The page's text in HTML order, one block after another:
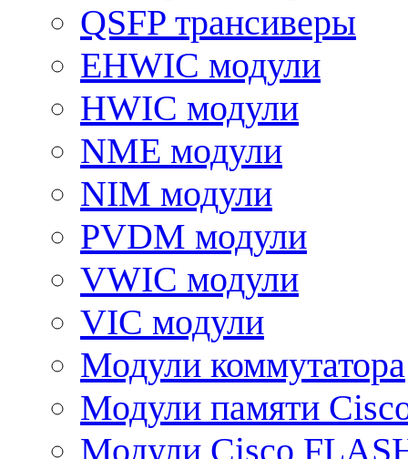
QSFP трансиверы
EHWIC модули
HWIC модули
NME модули
NIM модули
PVDM модули
VWIC модули
VIC модули
Модули коммутатора
Модули памяти
Модули Cisco